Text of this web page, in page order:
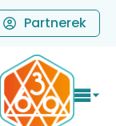
Partnerek